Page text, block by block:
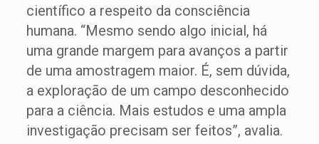
científico a respeito da consciência
humana. “Mesmo sendo algo inicial, há
uma grande margem para avanços a partir
de uma amostragem maior. É, sem dúvida,
a exploração de um campo desconhecido
para a ciência. Mais estudos e uma ampla
investigação precisam ser feitos”, avalia.